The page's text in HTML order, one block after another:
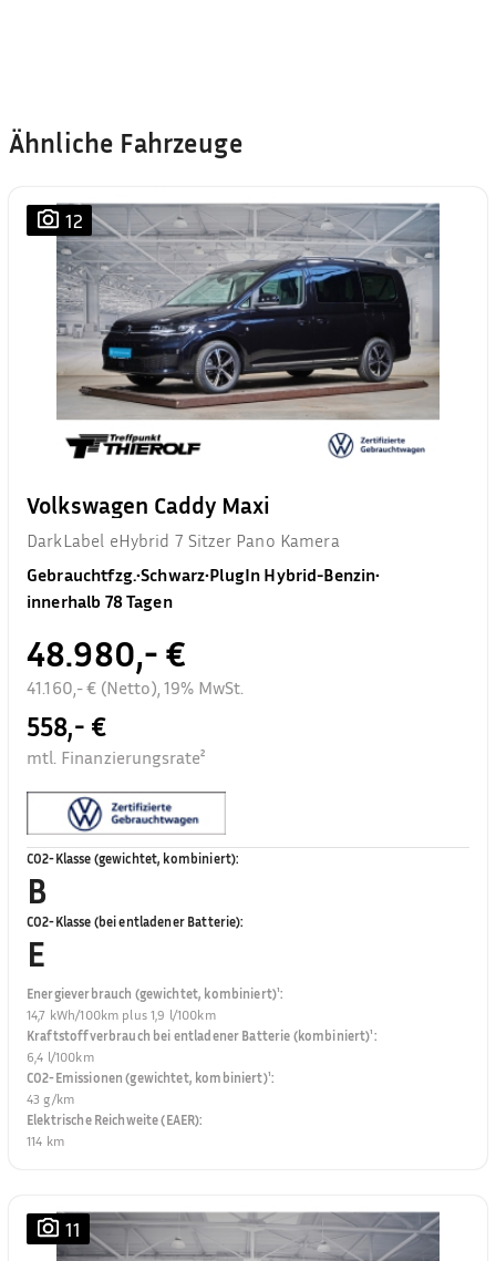
Ähnliche Fahrzeuge
12
Volkswagen Caddy Maxi
DarkLabel eHybrid 7 Sitzer Pano Kamera
Gebrauchtfzg.•Schwarz•PlugIn Hybrid-Benzin•
innerhalb 78 Tagen
48.980,- €
41.160,- € (Netto), 19% MwSt.
558,- €
mtl. Finanzierungsrate²
CO2-Klasse (gewichtet, kombiniert):
B
CO2-Klasse (bei entladener Batterie):
E
Energieverbrauch (gewichtet, kombiniert)¹:
14,7 kWh/100km plus 1,9 l/100km
Kraftstoffverbrauch bei entladener Batterie (kombiniert)¹:
6,4 l/100km
CO2-Emissionen (gewichtet, kombiniert)¹:
43 g/km
Elektrische Reichweite (EAER):
114 km
11